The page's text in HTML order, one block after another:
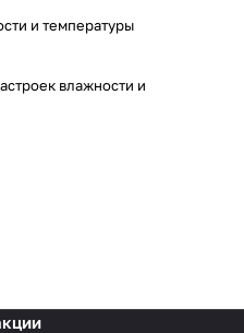
и температуры
влажности и